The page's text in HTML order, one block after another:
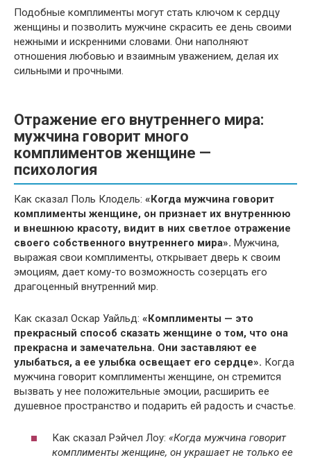
Подобные комплименты могут стать ключом к сердцу
женщины и позволить мужчине скрасить ее день своими
нежными и искренними словами. Они наполняют
отношения любовью и взаимным уважением, делая их
сильными и прочными.
Отражение его внутреннего мира:
мужчина говорит много
комплиментов женщине —
психология
Как сказал Поль Клодель: «Когда мужчина говорит
комплименты женщине, он признает их внутреннюю
и внешнюю красоту, видит в них светлое отражение
своего собственного внутреннего мира». Мужчина,
выражая свои комплименты, открывает дверь к своим
эмоциям, дает кому-то возможность созерцать его
драгоценный внутренний мир.
Как сказал Оскар Уайльд: «Комплименты — это
прекрасный способ сказать женщине о том, что она
прекрасна и замечательна. Они заставляют ее
улыбаться, а ее улыбка освещает его сердце». Когда
мужчина говорит комплименты женщине, он стремится
вызвать у нее положительные эмоции, расширить ее
душевное пространство и подарить ей радость и счастье.
Как сказал Рэйчел Лоу: «Когда мужчина говорит
комплименты женщине, он украшает не только ее